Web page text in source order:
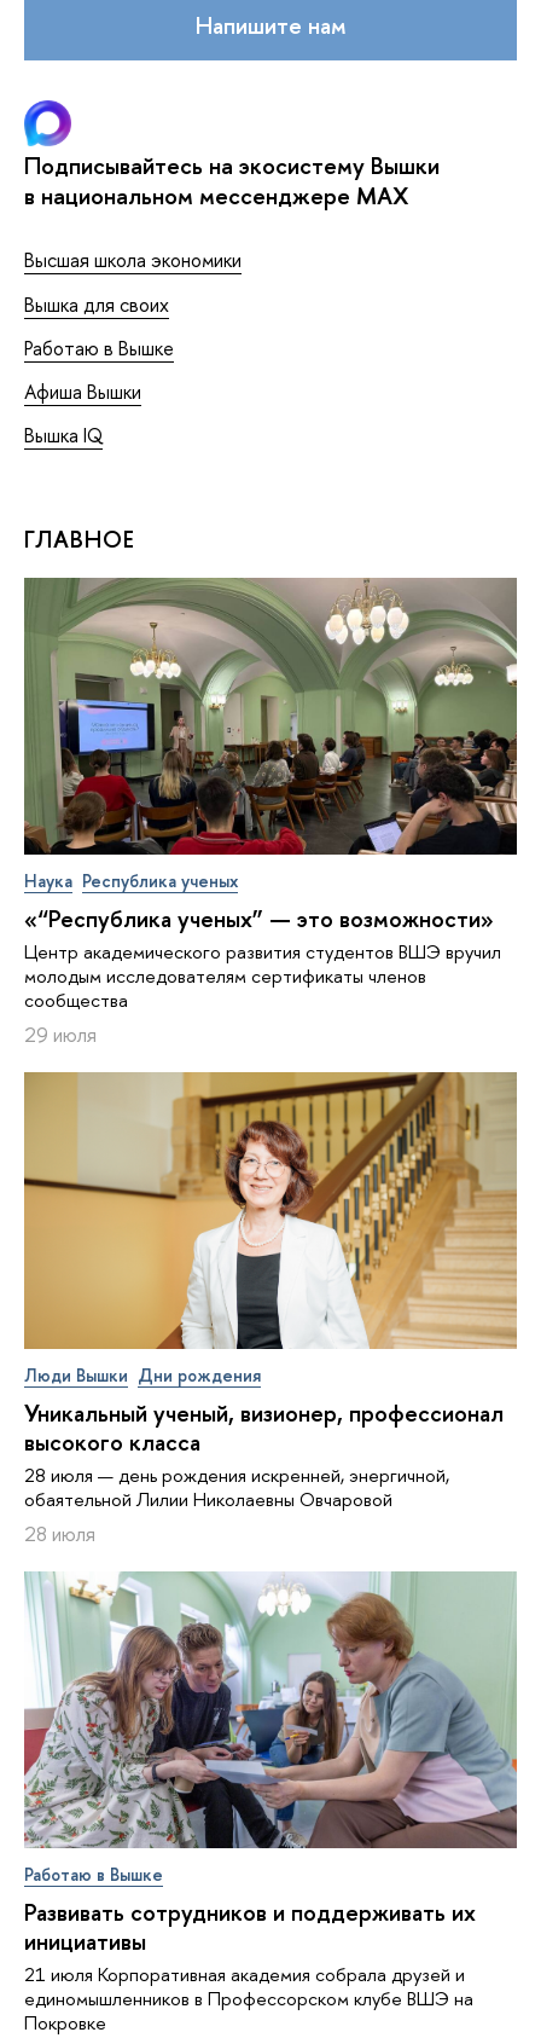
Напишите нам
Подписывайтесь на экосистему Вышки
в национальном мессенджере MAX
Высшая школа экономики
Вышка для своих
Работаю в Вышке
Афиша Вышки
Вышка IQ
ГЛАВНОЕ
Наука Республика ученых
«“Республика ученых” — это возможности»
Центр академического развития студентов ВШЭ вручил
молодым исследователям сертификаты членов
сообщества
29 июля
Люди Вышки Дни рождения
Уникальный ученый, визионер, про­фес­си­о­нал
высокого класса
28 июля — день рождения искренней, энергичной,
обаятельной Лилии Николаевны Овчаровой
28 июля
Работаю в Вышке
Развивать сотрудников и поддерживать их
инициативы
21 июля Корпоративная академия собрала друзей и
единомышленников в Профессорском клубе ВШЭ на
Покровке